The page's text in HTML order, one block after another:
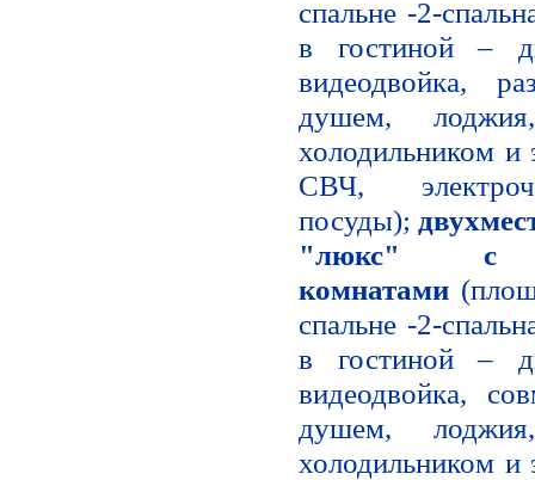
спальне -2-
в гостиной –
видеодвойка,
душем,
холодильником и
СВЧ,
посуды);
"люкс"
с
комнатами
спальне -2-
в гостиной –
видеодвойка,
душем,
холодильником и